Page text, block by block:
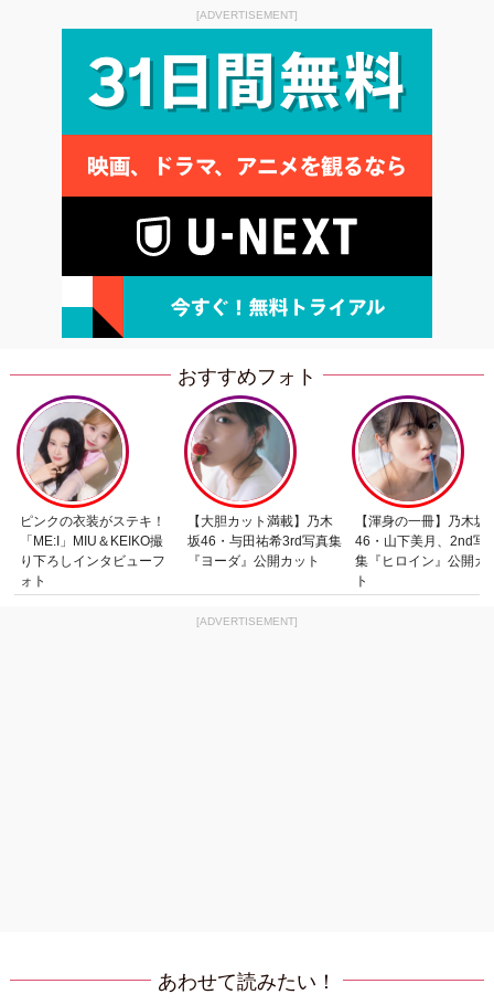
[ADVERTISEMENT]
おすすめフォト
ピンクの衣装がステキ！
「ME:I」MIU＆KEIKO撮
り下ろしインタビューフ
ォト
【大胆カット満載】乃木
坂46・与田祐希3rd写真集
『ヨーダ』公開カット
【渾身の一冊】乃木坂
46・山下美月、2nd写
集『ヒロイン』公開カ
ト
[ADVERTISEMENT]
あわせて読みたい！